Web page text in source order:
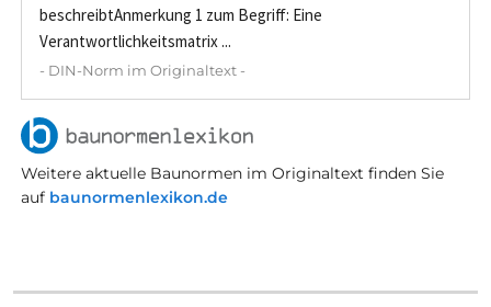
beschreibtAnmerkung 1 zum Begriff: Eine
Verantwortlichkeitsmatrix ...
- DIN-Norm im Originaltext -
Weitere aktuelle Baunormen im Originaltext finden Sie
auf baunormenlexikon.de